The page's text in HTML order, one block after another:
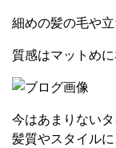
細めの髪の毛や
質感はマットめに
今はあまりない
髪質やスタイル